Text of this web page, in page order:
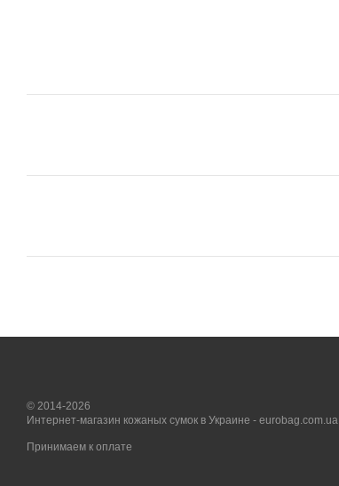
© 2014-2026
Интернет-магазин кожаных сумок в Украине - eurobag.com.ua
Принимаем к оплате